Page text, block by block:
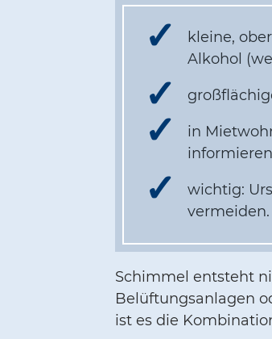
kleine,
Alkohol
in
wichtig:
vermeiden.
Schimmel entsteht
Belüftungsanlagen
ist es die